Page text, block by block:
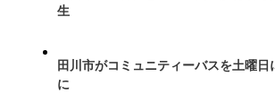
生
田川市がコミュニティーバスを土曜
に